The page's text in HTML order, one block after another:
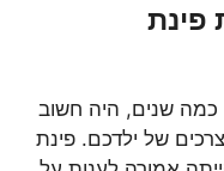
פינת
שנים, היה חשוב
של ילדכם. פינת